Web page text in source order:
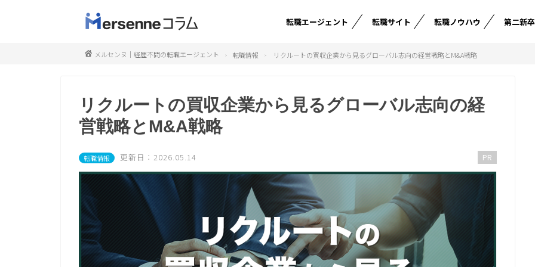
転職エージェント 転職サイト 転職ノウハウ 第二新卒
メルセンヌ｜経歴不問の転職エージェント 転職情報 リクルートの買収企業から見るグローバル志向の経営戦略とM&A戦略
リクルートの買収企業から見るグローバル志向の経
営戦略とM&A戦略
転職情報 更新日：2026.05.14 PR